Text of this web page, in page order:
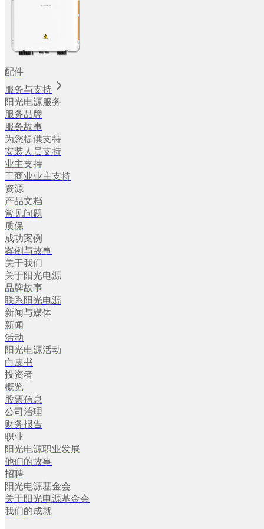
配件
服务与支持
阳光电源服务
服务品牌
服务故事
为您提供支持
安装人员支持
业主支持
工商业业主支持
资源
产品文档
常见问题
质保
成功案例
案例与故事
关于我们
关于阳光电源
品牌故事
联系阳光电源
新闻与媒体
新闻
活动
阳光电源活动
白皮书
投资者
概览
股票信息
公司治理
财务报告
职业
阳光电源职业发展
他们的故事
招聘
阳光电源基金会
关于阳光电源基金会
我们的成就